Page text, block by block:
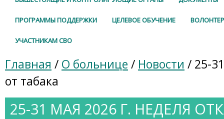
ПРОГРАММЫ ПОДДЕРЖКИ ЦЕЛЕВОЕ ОБУЧЕНИЕ
УЧАСТНИКАМ СВО
Главная / О больнице / Новости / 25-
от табака
25-31 МАЯ 2026 Г. НЕДЕЛЯ